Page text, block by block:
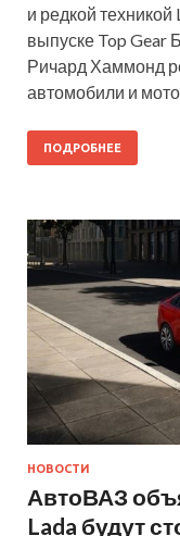
и редкой
выпуске Top
Ричард Хаммонд
автомобили и
ПОДРОБНЕЕ
НОВОСТИ
АвтоВАЗ
Lada будут